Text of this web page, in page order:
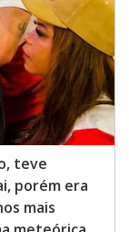
teve
porém era
mais